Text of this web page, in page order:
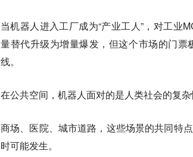
当机器人进入工厂成为“产业工人”，对工业
量替代升级为增量爆发，但这个市场的门
线。
在公共空间，机器人面对的是人类社会的复杂
商场、医院、城市道路，这些场景的共同特
时可能发生。